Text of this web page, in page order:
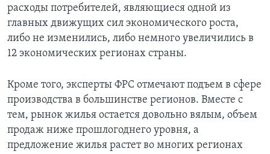
расходы потребителей, являющиеся одной из
главных движущих сил экономического роста,
либо не изменились, либо немного увеличились в
12 экономических регионах страны.
Кроме того, эксперты ФРС отмечают подъем в сфере
производства в большинстве регионов. Вместе с
тем, рынок жилья остается довольно вялым, объем
продаж ниже прошлогоднего уровня, а
предложение жилья растет во многих регионах